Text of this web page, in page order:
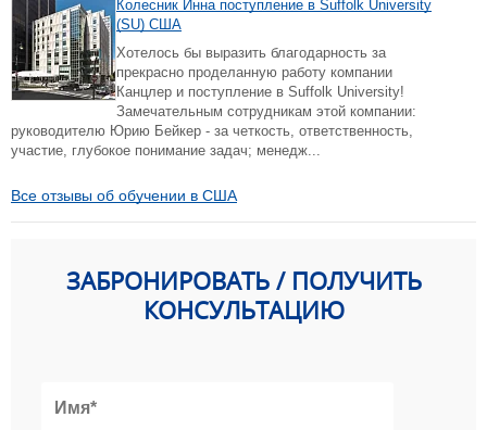
Колесник Инна поступление в Suffolk University
(SU) США
Хотелось бы выразить благодарность за
прекрасно проделанную работу компании
Канцлер и поступление в Suffolk University!
Замечательным сотрудникам этой компании:
руководителю Юрию Бейкер - за четкость, ответственность,
участие, глубокое понимание задач; менедж...
Все отзывы об обучении в США
ЗАБРОНИРОВАТЬ / ПОЛУЧИТЬ
КОНСУЛЬТАЦИЮ